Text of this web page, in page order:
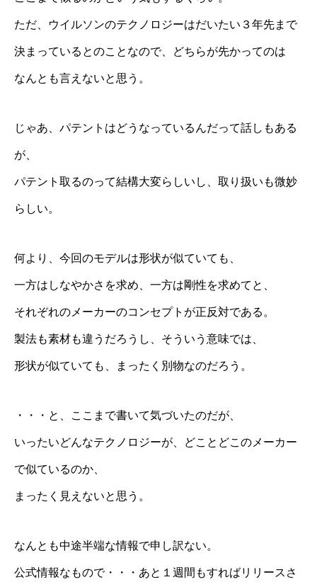
ただ、ウイルソンのテクノロジーはだいたい３年先まで
決まっているとのことなので、どちらが先かってのは
なんとも言えないと思う。
じゃあ、パテントはどうなっているんだって話しもある
が、
パテント取るのって結構大変らしいし、取り扱いも微妙
らしい。
何より、今回のモデルは形状が似ていても、
一方はしなやかさを求め、一方は剛性を求めてと、
それぞれのメーカーのコンセプトが正反対である。
製法も素材も違うだろうし、そういう意味では、
形状が似ていても、まったく別物なのだろう。
・・・と、ここまで書いて気づいたのだが、
いったいどんなテクノロジーが、どことどこのメーカー
で似ているのか、
まったく見えないと思う。
なんとも中途半端な情報で申し訳ない。
公式情報なもので・・・あと１週間もすればリリースさ